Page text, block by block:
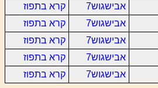
אבישגוש7
קרא בתפוז
אבישגוש7
קרא בתפוז
אבישגוש7
קרא בתפוז
אבישגוש7
קרא בתפוז
אבישגוש7 קרא בתפוז